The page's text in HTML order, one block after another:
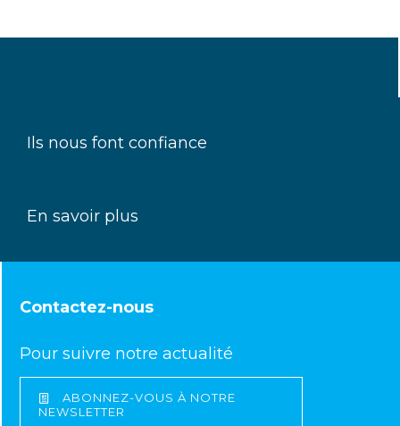
Ils nous font confiance
En savoir plus
Contactez-nous
Pour suivre notre actualité
ABONNEZ-VOUS À NOTRE
NEWSLETTER